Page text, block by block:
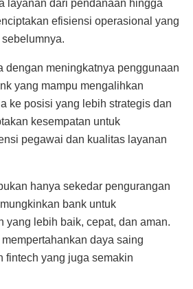
layanan dari pendanaan hingga
efisiensi operasional yang
dengan meningkatnya penggunaan
yang mampu mengalihkan
ke posisi yang lebih strategis dan
kesempatan untuk
pegawai dan kualitas layanan
hanya sekedar pengurangan
bank untuk
yang lebih baik, cepat, dan aman.
daya saing
fintech yang juga semakin